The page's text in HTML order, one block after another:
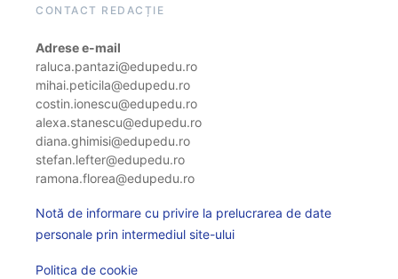
CONTACT REDACȚIE
Adrese e-mail
raluca.pantazi@edupedu.ro
mihai.peticila@edupedu.ro
costin.ionescu@edupedu.ro
alexa.stanescu@edupedu.ro
diana.ghimisi@edupedu.ro
stefan.lefter@edupedu.ro
ramona.florea@edupedu.ro
Notă de informare cu privire la prelucrarea de date
personale prin intermediul site-ului
Politica de cookie